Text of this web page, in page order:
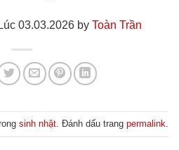
03.03.2026 by Toàn Trần
sinh nhật . Đánh dấu trang permalink